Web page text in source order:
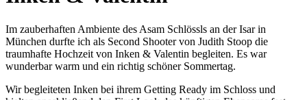
Im zauberhaften Ambiente des Asam Schlössls an der Isar in
München durfte ich als Second Shooter von Judith Stoop die
traumhafte Hochzeit von Inken & Valentin begleiten. Es war
wunderbar warm und ein richtig schöner Sommertag.
Wir begleiteten Inken bei ihrem Getting Ready im Schloss und